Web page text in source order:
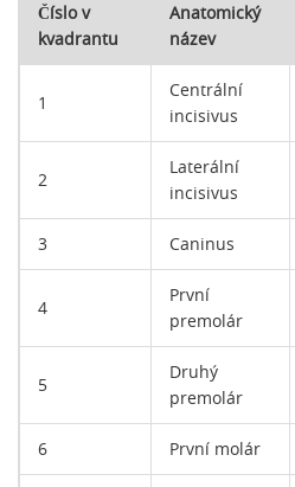
Číslo v
kvadrantu
Anatomický
název
1
Centrální
incisivus
2
Laterální
incisivus
3 Caninus
4
První
premolár
5
Druhý
premolár
6 První molár